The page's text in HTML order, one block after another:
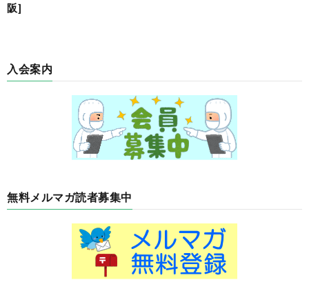
阪]
入会案内
無料メルマガ読者募集中